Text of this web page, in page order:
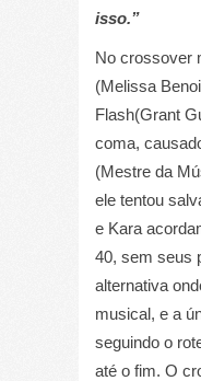
isso.”
No crossover
(Melissa
Flash(Grant
coma,
(Mestre da
ele tentou
e Kara
40, sem seus
alternativa
musical, e a
seguindo o
até o fim. O